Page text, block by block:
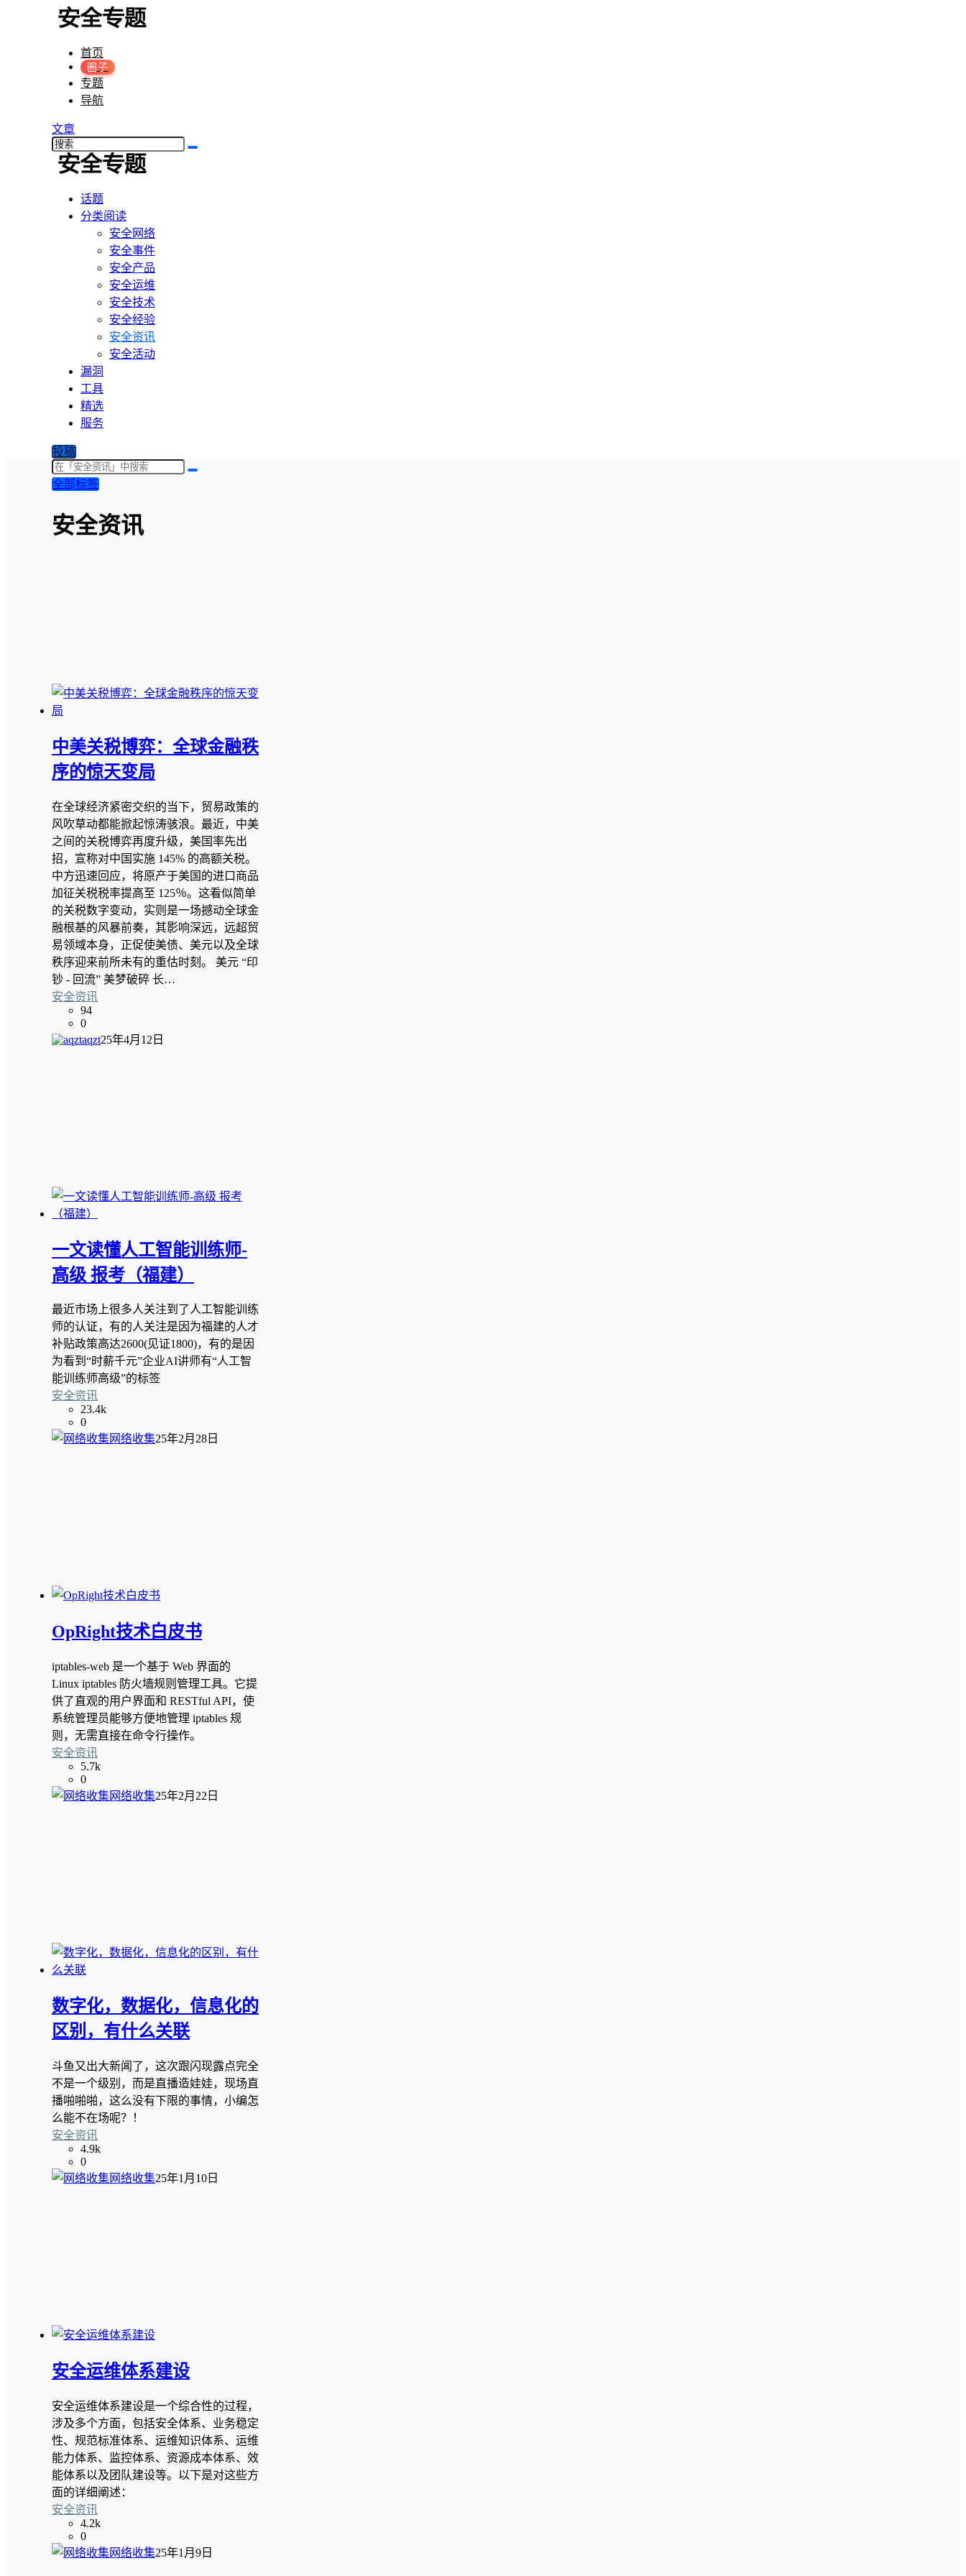
首页
圈子
专题
导航
文章
话题
分类阅读
安全网络
安全事件
安全产品
安全运维
安全技术
安全经验
安全资讯
安全活动
漏洞
工具
精选
服务
投稿
全部标签
安全资讯
中美关税博弈：全球金融秩
序的惊天变局
在全球经济紧密交织的当下，贸易政策的
风吹草动都能掀起惊涛骇浪。最近，中美
之间的关税博弈再度升级，美国率先出
招，宣称对中国实施 145% 的高额关税。
中方迅速回应，将原产于美国的进口商品
加征关税税率提高至 125％。这看似简单
的关税数字变动，实则是一场撼动全球金
融根基的风暴前奏，其影响深远，远超贸
易领域本身，正促使美债、美元以及全球
秩序迎来前所未有的重估时刻。 美元 “印
钞 - 回流” 美梦破碎 长…
安全资讯
94
0
aqzt25年4月12日
一文读懂人工智能训练师-
高级 报考（福建）
最近市场上很多人关注到了人工智能训练
师的认证，有的人关注是因为福建的人才
补贴政策高达2600(见证1800)，有的是因
为看到“时薪千元”企业AI讲师有“人工智
能训练师高级”的标签
安全资讯
23.4k
0
网络收集25年2月28日
OpRight技术白皮书
iptables-web 是一个基于 Web 界面的
Linux iptables 防火墙规则管理工具。它提
供了直观的用户界面和 RESTful API，使
系统管理员能够方便地管理 iptables 规
则，无需直接在命令行操作。
安全资讯
5.7k
0
网络收集25年2月22日
数字化，数据化，信息化的
区别，有什么关联
斗鱼又出大新闻了，这次跟闪现露点完全
不是一个级别，而是直播造娃娃，现场直
播啪啪啪，这么没有下限的事情，小编怎
么能不在场呢？！
安全资讯
4.9k
0
网络收集25年1月10日
安全运维体系建设
安全运维体系建设是一个综合性的过程，
涉及多个方面，包括安全体系、业务稳定
性、规范标准体系、运维知识体系、运维
能力体系、监控体系、资源成本体系、效
能体系以及团队建设等。以下是对这些方
面的详细阐述：
安全资讯
4.2k
0
网络收集25年1月9日